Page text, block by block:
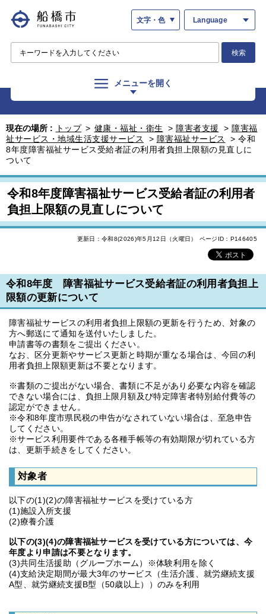
文字・色 Language
検索
メニューを開く
現在の場所 : トップ > 健康・福祉・衛生 > 障害者支援 > 障害福
祉サービス・地域生活支援サービス
> 障害福祉サービス > 令和
8年度障害福祉サービス受給者証の利用者負担上限額の見直しに
ついて
令和8年度障害福祉サービス受給者証の利用者
負担上限額の見直しについて
更新日：令和8(2026)年5月12日（火曜日） ページID：P146405
令和8年度 障害福祉サービス受給者証の利用者負担上
限額の更新について
障害福祉サービスの利用者負担上限額の更新を行うため、対象の
方へ郵送にて通知を送付いたしました。
申請書等の書類をご提出ください。
なお、区分更新やサービス更新と時期が重なる場合は、今回の利
用者負担上限額更新は不要となります。
※書類のご提出がない場合、書類に不足があり必要な内容を確認
できない場合には、負担上限月額及び特定障害者特別給付費等の
認定ができません。
※令和8年度市県民税の申告がなされていない場合は、至急申告
してください。
※サービス利用要件である各種手帳等の有効期限が切れている方
は、更新手続きをしてください。
対象者
以下の(1)(2)の障害福祉サービスを受けている方
(1)施設入所支援
(2)療養介護
以下の(3)(4)の障害福祉サービスを受けている方については、今
年度より申請は不要となります。
(3)共同生活援助（グループホーム）※体験利用を除く
(4)支給決定期間が最大3年のサービス（生活介護、就労継続支援
A型、就労継続支援B型（50歳以上））のみを利用